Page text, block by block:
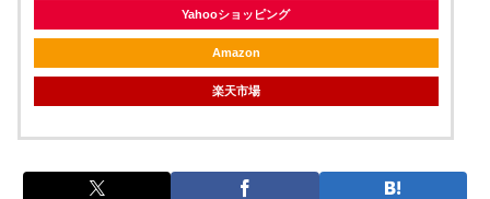
Yahooショッピング
Amazon
楽天市場